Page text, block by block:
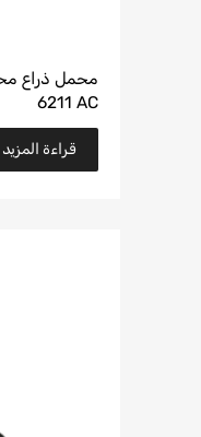
6211 AC
قراءة المزيد